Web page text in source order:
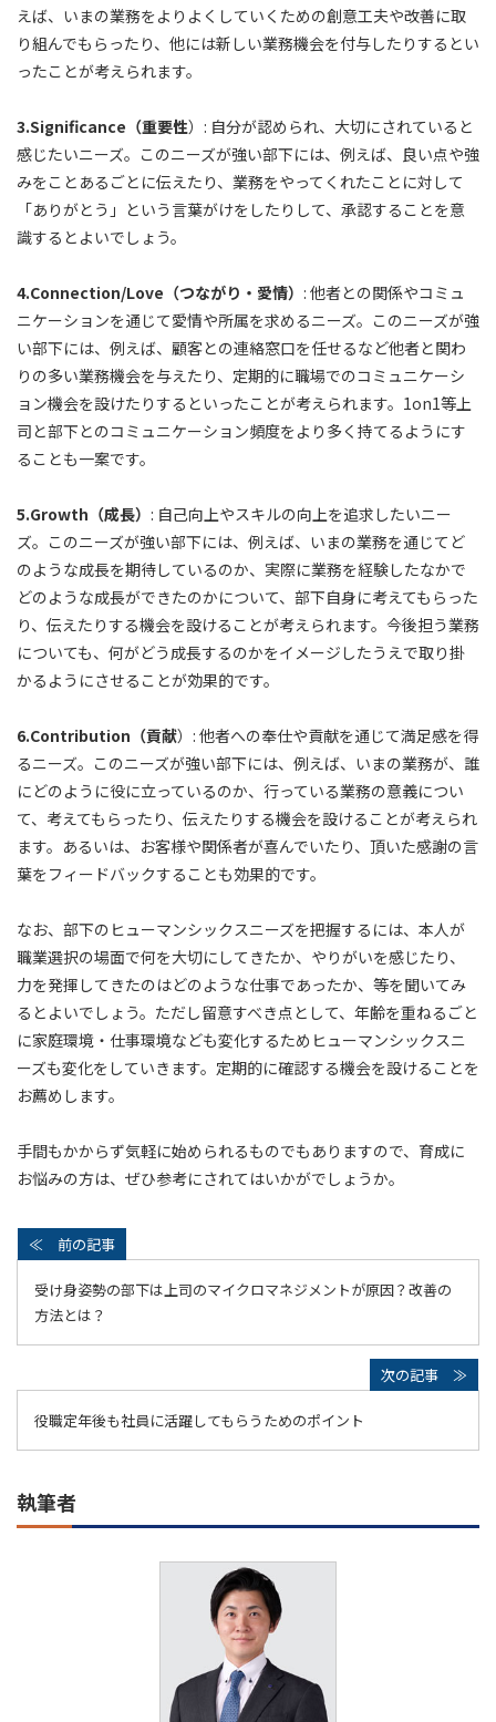
えば、いまの業務をよりよくしていくための創意工夫や改善に取
り組んでもらったり、他には新しい業務機会を付与したりするとい
ったことが考えられます。
3.Significance（重要性）: 自分が認められ、大切にされていると
感じたいニーズ。このニーズが強い部下には、例えば、良い点や強
みをことあるごとに伝えたり、業務をやってくれたことに対して
「ありがとう」という言葉がけをしたりして、承認することを意
識するとよいでしょう。
4.Connection/Love（つながり・愛情） : 他者との関係やコミュ
ニケーションを通じて愛情や所属を求めるニーズ。このニーズが強
い部下には、例えば、顧客との連絡窓口を任せるなど他者と関わ
りの多い業務機会を与えたり、定期的に職場でのコミュニケーシ
ョン機会を設けたりするといったことが考えられます。1on1等上
司と部下とのコミュニケーション頻度をより多く持てるようにす
ることも一案です。
5.Growth（成長） : 自己向上やスキルの向上を追求したいニー
ズ。このニーズが強い部下には、例えば、いまの業務を通じてど
のような成長を期待しているのか、実際に業務を経験したなかで
どのような成長ができたのかについて、部下自身に考えてもらった
り、伝えたりする機会を設けることが考えられます。今後担う業務
についても、何がどう成長するのかをイメージしたうえで取り掛
かるようにさせることが効果的です。
6.Contribution（貢献）: 他者への奉仕や貢献を通じて満足感を得
るニーズ。このニーズが強い部下には、例えば、いまの業務が、誰
にどのように役に立っているのか、行っている業務の意義につい
て、考えてもらったり、伝えたりする機会を設けることが考えられ
ます。あるいは、お客様や関係者が喜んでいたり、頂いた感謝の言
葉をフィードバックすることも効果的です。
なお、部下のヒューマンシックスニーズを把握するには、本人が
職業選択の場面で何を大切にしてきたか、やりがいを感じたり、
力を発揮してきたのはどのような仕事であったか、等を聞いてみ
るとよいでしょう。ただし留意すべき点として、年齢を重ねるごと
に家庭環境・仕事環境なども変化するためヒューマンシックスニ
ーズも変化をしていきます。定期的に確認する機会を設けることを
お薦めします。
手間もかからず気軽に始められるものでもありますので、育成に
お悩みの方は、ぜひ参考にされてはいかがでしょうか。
受け身姿勢の部下は上司のマイクロマネジメントが原因？改善の
方法とは？
役職定年後も社員に活躍してもらうためのポイント
執筆者